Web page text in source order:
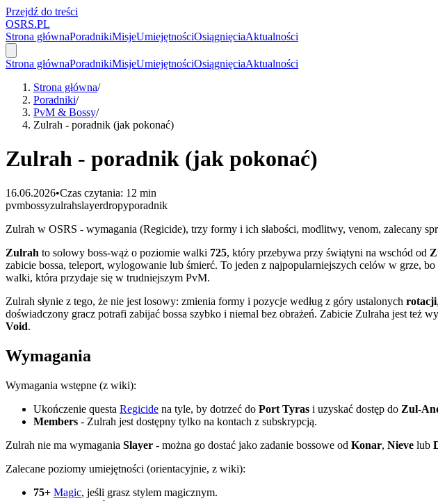
Przejdź do treści
OSRS.PL
Strona głównaPoradnikiMisjeUmiejętnościOsiągnięciaAktualności
Strona głównaPoradnikiMisjeUmiejętnościOsiągnięciaAktualności
Strona główna/
Poradniki/
PvM & Bossy/
Zulrah - poradnik (jak pokonać)
Zulrah - poradnik (jak pokonać)
16.06.2026•Czas czytania: 12 min
pvmbossyzulrahslayerdropyporadnik
Zulrah w OSRS - wymagania (Regicide), trzy formy i ich słabości, modlitwy, venom, zalecany
Zulrah to solowy boss-wąż o poziomie walki 725, który przebywa przy świątyni na wschód od
zabicie bossa, teleport, wylogowanie lub śmierć. To jeden z najpopularniejszych celów w grze,
walki, która przydaje się w trudniejszym PvM.
Zulrah słynie z tego, że nie jest losowy: zmienia formy i pozycje według z góry ustalonych rotacji
doświadczony gracz potrafi zabijać bossa szybko i niemal bez obrażeń. Zabicie Zulraha jest też
Void.
Wymagania
Wymagania wstępne (z wiki):
Ukończenie questa Regicide na tyle, by dotrzeć do Port Tyras i uzyskać dostęp do Zul-
Members - Zulrah jest dostępny tylko na kontach z subskrypcją.
Zulrah nie ma wymagania Slayer - można go dostać jako zadanie bossowe od Konar, Nieve lub
Zalecane poziomy umiejętności (orientacyjnie, z wiki):
75+ Magic, jeśli grasz stylem magicznym.